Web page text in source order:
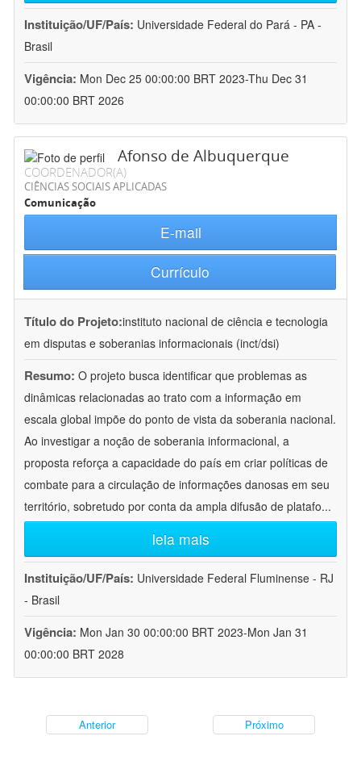
Instituição/UF/País: Universidade Federal do Pará - PA -
Brasil
Vigência: Mon Dec 25 00:00:00 BRT 2023-Thu Dec 31
00:00:00 BRT 2026
Afonso de Albuquerque
COORDENADOR(A)
CIÊNCIAS SOCIAIS APLICADAS
Comunicação
E-mail
Currículo
Título do Projeto:instituto nacional de ciência e tecnologia
em disputas e soberanias informacionais (inct/dsi)
Resumo: O projeto busca identificar que problemas as
dinâmicas relacionadas ao trato com a informação em
escala global impõe do ponto de vista da soberania nacional.
Ao investigar a noção de soberania informacional, a
proposta reforça a capacidade do país em criar políticas de
combate para a circulação de informações danosas em seu
território, sobretudo por conta da ampla difusão de platafo...
leia mais
Instituição/UF/País: Universidade Federal Fluminense - RJ
- Brasil
Vigência: Mon Jan 30 00:00:00 BRT 2023-Mon Jan 31
00:00:00 BRT 2028
Anterior Próximo